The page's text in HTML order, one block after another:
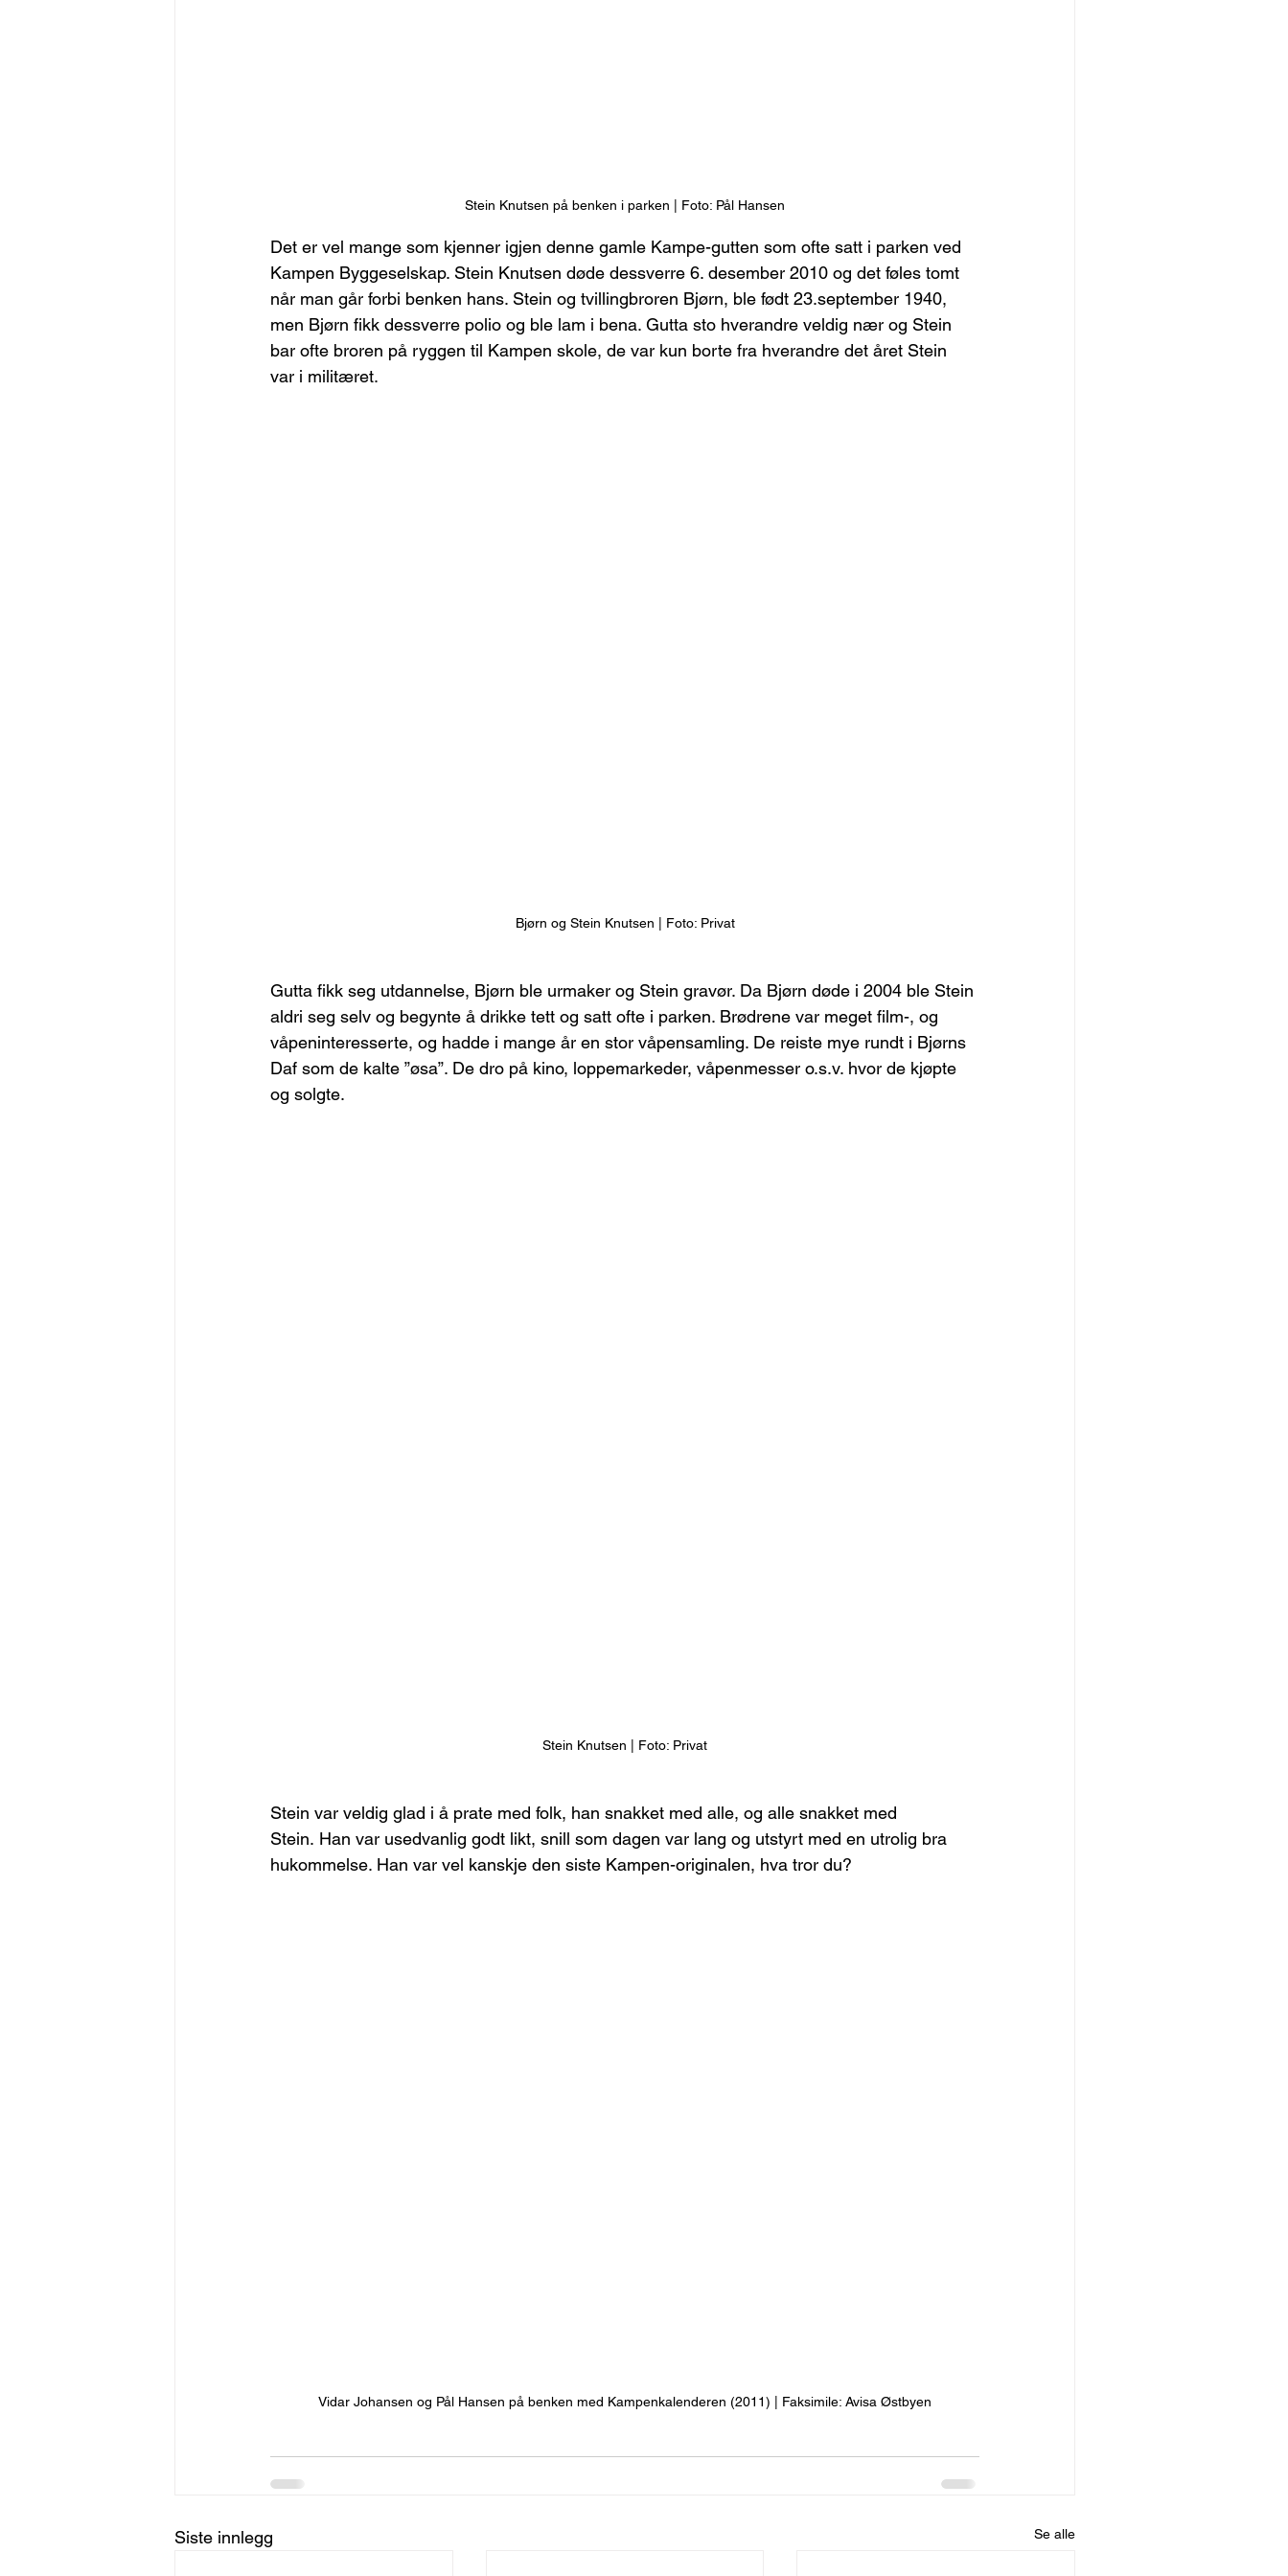
Stein Knutsen på benken i parken | Foto: Pål Hansen
Det er vel mange som kjenner igjen denne gamle Kampe-gutten som ofte satt i parken ved
Kampen Byggeselskap. Stein Knutsen døde dessverre 6. desember 2010 og det føles tomt
når man går forbi benken hans. Stein og tvillingbroren Bjørn, ble født 23.september 1940,
men Bjørn fikk dessverre polio og ble lam i bena. Gutta sto hverandre veldig nær og Stein
bar ofte broren på ryggen til Kampen skole, de var kun borte fra hverandre det året Stein
var i militæret.
Bjørn og Stein Knutsen | Foto: Privat
Gutta fikk seg utdannelse, Bjørn ble urmaker og Stein gravør. Da Bjørn døde i 2004 ble Stein
aldri seg selv og begynte å drikke tett og satt ofte i parken. Brødrene var meget film-, og
våpeninteresserte, og hadde i mange år en stor våpensamling. De reiste mye rundt i Bjørns
Daf som de kalte ”øsa”. De dro på kino, loppemarkeder, våpenmesser o.s.v. hvor de kjøpte
og solgte.
Stein Knutsen | Foto: Privat
Stein var veldig glad i å prate med folk, han snakket med alle, og alle snakket med
Stein. Han var usedvanlig godt likt, snill som dagen var lang og utstyrt med en utrolig bra
hukommelse. Han var vel kanskje den siste Kampen-originalen, hva tror du?
Vidar Johansen og Pål Hansen på benken med Kampenkalenderen (2011) | Faksimile: Avisa Østbyen
Siste innlegg Se alle